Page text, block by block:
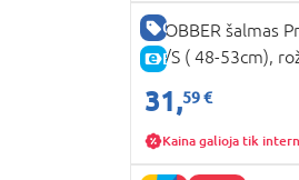
GERA KAINA
E-KAINA
GLOBBER šalmas
XS/S ( 48-53cm),
31,59 €
Kaina galioja tik